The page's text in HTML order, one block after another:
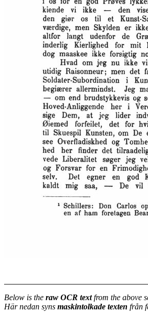
Below is the raw OCR textfrom the above
Här nedan syns maskintolkade texten från